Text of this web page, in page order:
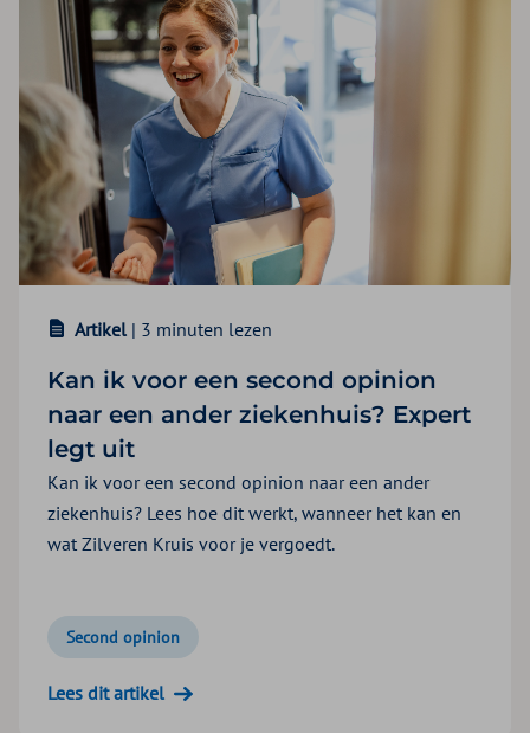
Artikel | 3 minuten lezen
Kan ik voor een second opinion
naar een ander ziekenhuis? Expert
legt uit
Kan ik voor een second opinion naar een ander
ziekenhuis? Lees hoe dit werkt, wanneer het kan en
wat Zilveren Kruis voor je vergoedt.
Second opinion
Lees dit artikel